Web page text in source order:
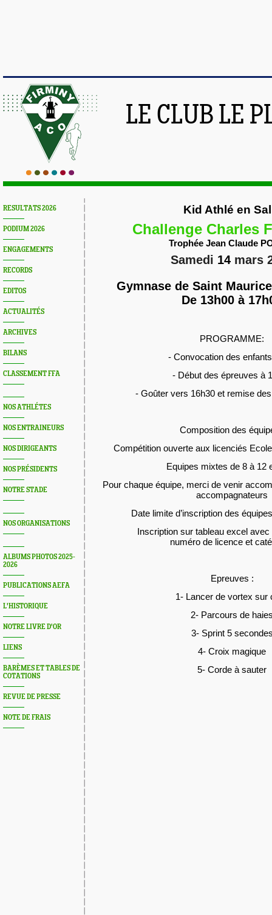
LE CLUB LE
RESULTATS 2026
PODIUM 2026
ENGAGEMENTS
RECORDS
EDITOS
ACTUALITÉS
ARCHIVES
BILANS
CLASSEMENT FFA
NOS ATHLÉTES
NOS ENTRAINEURS
NOS DIRIGEANTS
NOS PRÉSIDENTS
NOTRE STADE
NOS ORGANISATIONS
ALBUMS PHOTOS 2025-
2026
PUBLICATIONS AEFA
L'HISTORIQUE
NOTRE LIVRE D'OR
LIENS
BARÈMES ET TABLES DE
COTATIONS
REVUE DE PRESSE
NOTE DE FRAIS
Kid Athlé en
Challenge Charles
Trophée Jean Claude
Samedi 14 mars
Gymnase de Saint
De 13h00à
PROGRAMME:
- Convocation des
- Début des épreuves à
- Goûter vers 16h30 et remise
Composition des
Compétition ouverte aux licenciés
Equipes mixtes de 8 à 12
Pour chaque équipe, merci de venir
accompagnateurs
Date limite d’inscription des
Inscription sur tableau excel
numéro de licence et
Epreuves :
1- Lancer de vortex sur
2- Parcours de
3- Sprint 5
4- Croix magique
5- Corde à sauter